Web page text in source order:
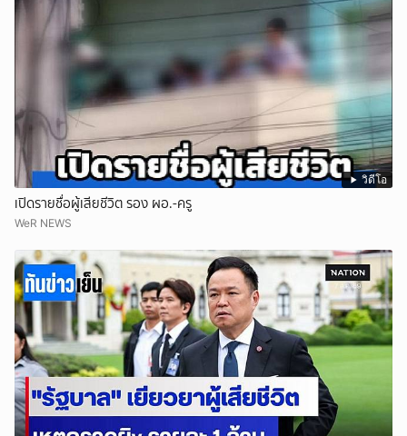
วิดีโอ
เปิดรายชื่อผู้เสียชีวิต รอง ผอ.-ครู
WeR NEWS